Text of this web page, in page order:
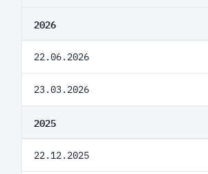
2026
22.06.2026
23.03.2026
2025
22.12.2025